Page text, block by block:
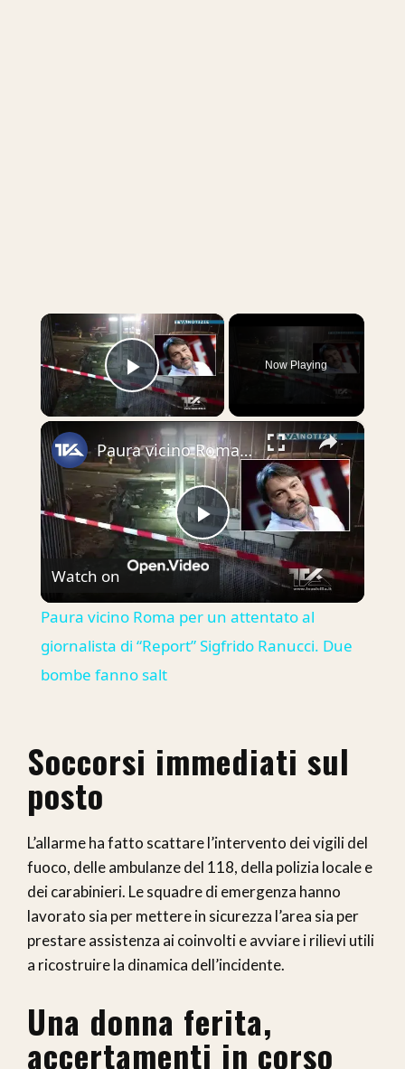
×
Play Video
Now Playing
×
Play
Video
Paura vicino Roma per un attentato al giornalista di “Report” Sigfrido Ranucci. Due bombe fanno salt
Watch on
Paura vicino Roma per un attentato al
giornalista di “Report” Sigfrido Ranucci. Due
bombe fanno salt
Soccorsi immediati sul
posto
L’allarme ha fatto scattare l’intervento dei vigili del
fuoco, delle ambulanze del 118, della polizia locale e
dei carabinieri. Le squadre di emergenza hanno
lavorato sia per mettere in sicurezza l’area sia per
prestare assistenza ai coinvolti e avviare i rilievi utili
a ricostruire la dinamica dell’incidente.
Una donna ferita,
accertamenti in corso